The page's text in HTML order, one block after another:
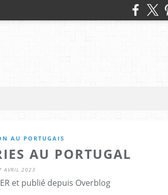
AU PORTUGAIS
AU PORTUGAL
AVRIL 2023
et publié depuis Overblog